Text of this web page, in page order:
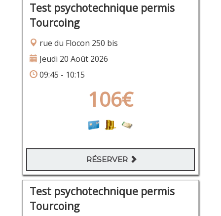
Test psychotechnique permis
Tourcoing
rue du Flocon 250 bis
Jeudi 20 Août 2026
09:45 - 10:15
106€
RÉSERVER
Test psychotechnique permis
Tourcoing